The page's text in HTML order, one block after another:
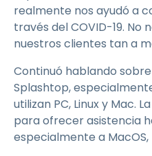
realmente nos ayudó a
través del COVID-19. No
nuestros clientes tan a
Continuó hablando
Splashtop,
utilizan PC, Linux y Mac.
para ofrecer asistencia
especialmente a MacOS,